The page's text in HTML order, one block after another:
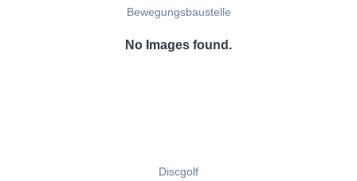
Bewegungsbaustelle
No Images found.
Discgolf